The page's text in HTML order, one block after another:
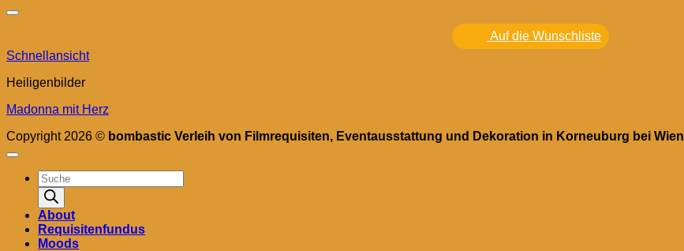
Auf die Wunschliste
Schnellansicht
Heiligenbilder
Madonna mit Herz
Copyright 2026 © bombastic Verleih von Filmrequisiten, Eventausstattung und Dekoration in Korneuburg bei Wien
Products
search
About
Requisitenfundus
Moods